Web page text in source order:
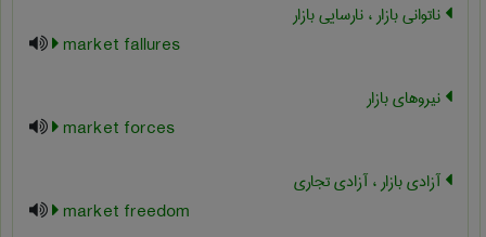
ناتوانی بازار ، نارسایی بازار
market fallures
نیروهای بازار
market forces
آزادی بازار ، آزادی تجاری
market freedom